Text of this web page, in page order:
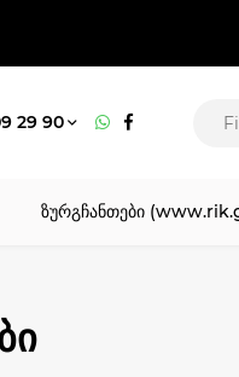
29 90
ზურგჩანთები